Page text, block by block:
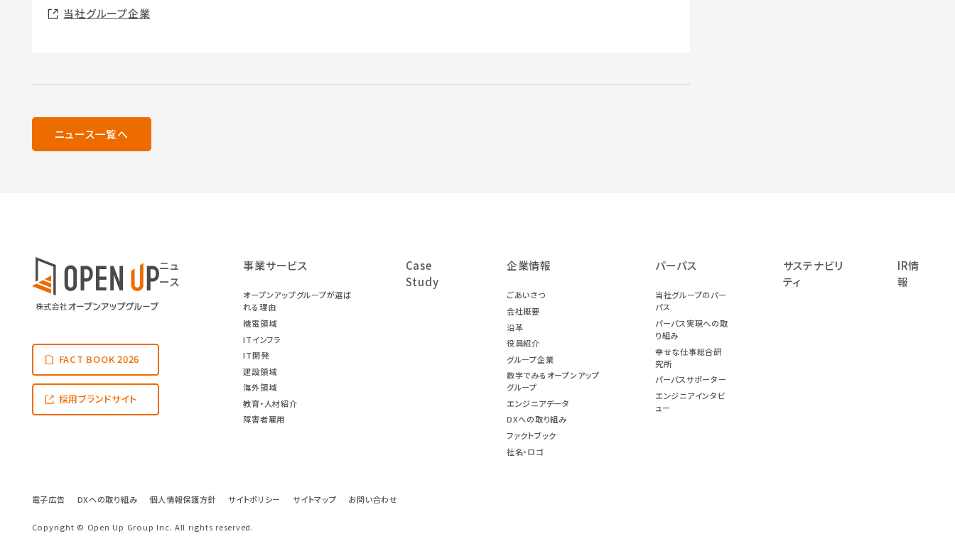
当社グループ企業
ニュース一覧へ
FACT BOOK 2026
採用ブランドサイト
ニュ
ース
事業サービス
オープンアップグループが選ば
れる理由
機電領域
ITインフラ
IT開発
建設領域
海外領域
教育・人材紹介
障害者雇用
Case
Study
企業情報
ごあいさつ
会社概要
沿革
役員紹介
グループ企業
数字でみるオープンアップ
グループ
エンジニアデータ
DXへの取り組み
ファクトブック
社名・ロゴ
パーパス
当社グループのパー
パス
パーパス実現への取
り組み
幸せな仕事総合研
究所
パーパスサポーター
エンジニアインタビ
ュー
サステナビリ
ティ
IR情
報
電子広告 DXへの取り組み 個人情報保護方針 サイトポリシー サイトマップ お問い合わせ
Copyright © Open Up Group Inc. All rights reserved.